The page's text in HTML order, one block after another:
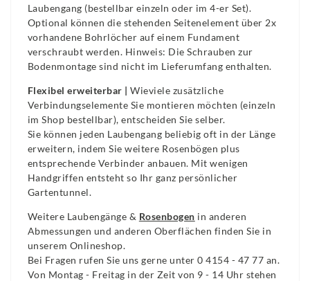
Laubengang (bestellbar einzeln oder im 4-er Set).
Optional können die stehenden Seitenelement über 2x
vorhandene Bohrlöcher auf einem Fundament
verschraubt werden. Hinweis: Die Schrauben zur
Bodenmontage sind nicht im Lieferumfang enthalten.
Flexibel erweiterbar |Wieviele zusätzliche
Verbindungselemente Sie montieren möchten (einzeln
im Shop bestellbar), entscheiden Sie selber.
Sie können jeden Laubengang beliebig oft in der Länge
erweitern, indem Sie weitere Rosenbögen plus
entsprechende Verbinder anbauen. Mit wenigen
Handgriffen entsteht so Ihr ganz persönlicher
Gartentunnel.
Weitere Laubengänge & Rosenbogen in anderen
Abmessungen und anderen Oberflächen finden Sie in
unserem Onlineshop.
Bei Fragen rufen Sie uns gerne unter 0 4154 - 47 77 an.
Von Montag - Freitag in der Zeit von 9 - 14 Uhr stehen